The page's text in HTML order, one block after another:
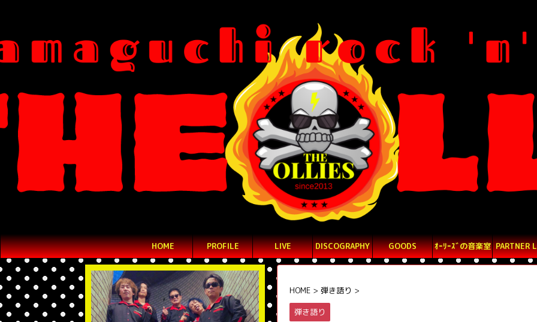
HOME PROFILE LIVE DISCOGRAPHY GOODS ｵｰﾘｰｽﾞの音楽室 PARTNER
HOME > 弾き語り >
弾き語り